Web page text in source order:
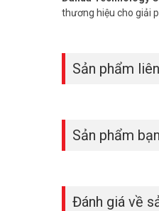
DH-IPC-
Có hay báo
Camera
Được. Kết nối Wi-Fi,
thông tin tại
thương hiệu cho giải
Sản phẩm
Sản phẩm
Đánh giá về